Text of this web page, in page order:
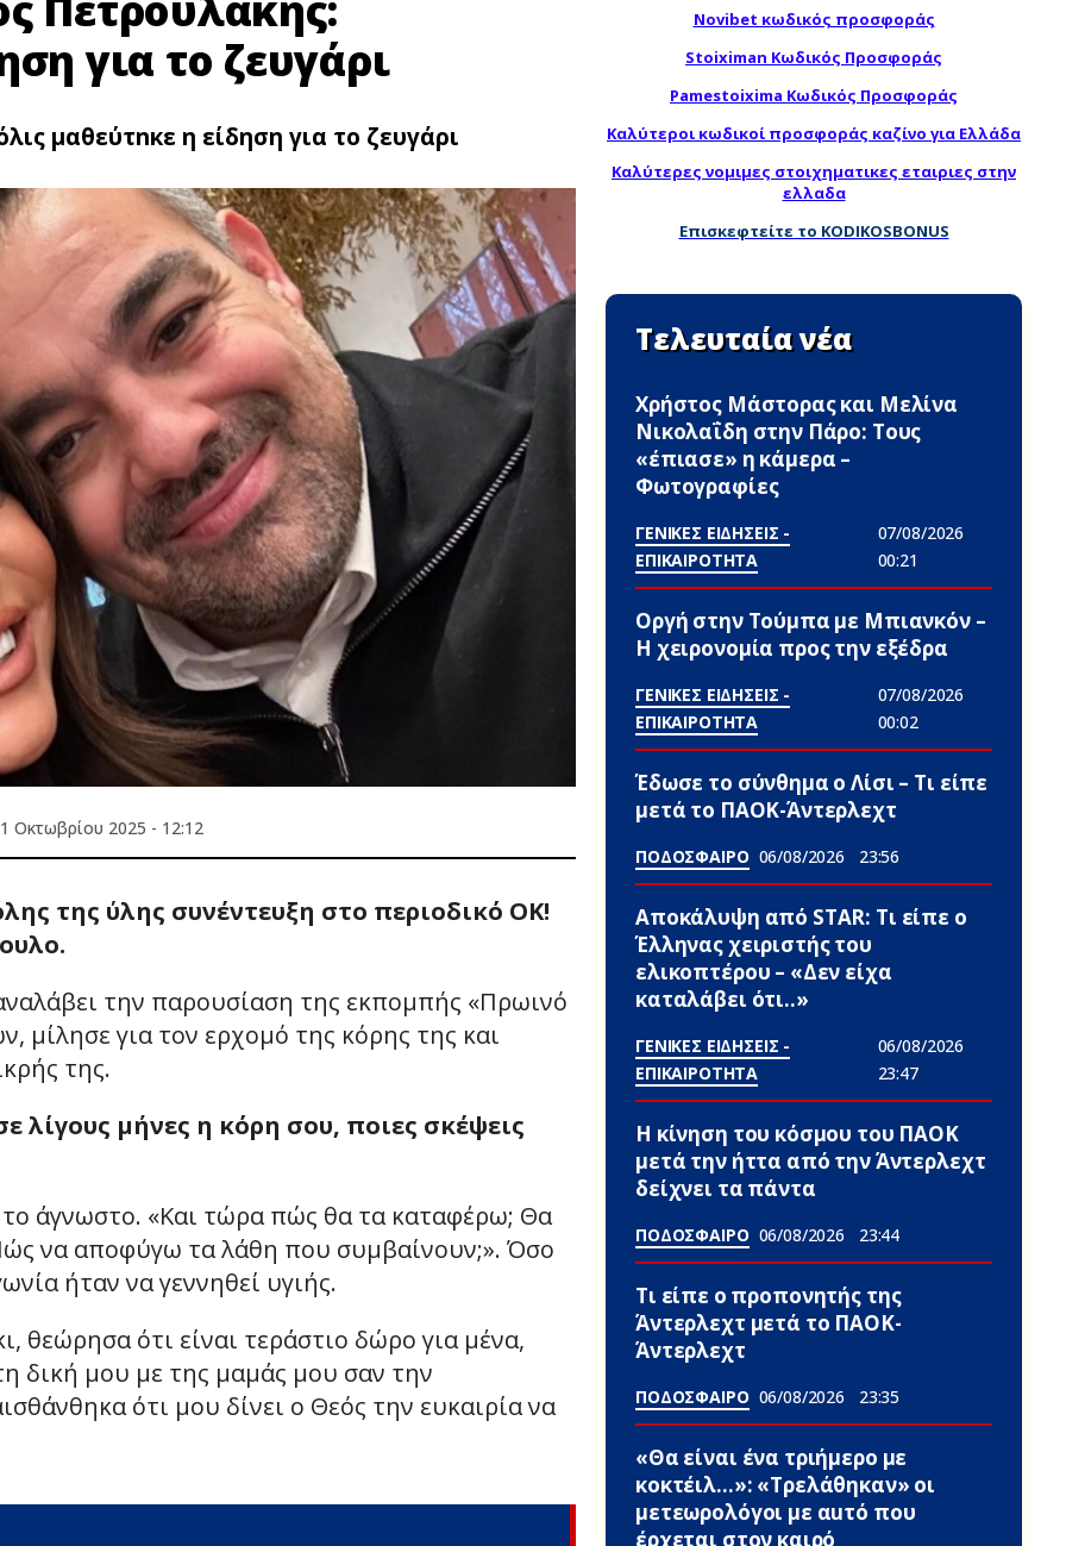
για το ζευγάρι
μαθεύτnκε η είδηση για το ζευγάρι
Οκτωβρίου 2025 - 12:12
της ύλης συνέντευξη στο περιοδικό ΟΚ!
την παρουσίαση της εκπομπής «Πρωινό
μίλησε για τον ερχομό της κόρης της και
της.
λίγους μήνες η κόρη σου, ποιες σκέψεις
άγνωστο. «Και τώρα πώς θα τα καταφέρω; Θα
να αποφύγω τα λάθη που συμβαίνουν;». Όσο
ήταν να γεννηθεί υγιής.
θεώρησα ότι είναι τεράστιο δώρο για μένα,
δική μου με της μαμάς μου σαν την
ότι μου δίνει ο Θεός την ευκαιρία να
Novibet κωδικός προσφοράς
Stoiximan Κωδικός Προσφοράς
Pamestoixima Κωδικός Προσφοράς
Καλύτεροι κωδικοί προσφοράς καζίνο για Ελλάδα
Καλύτερες νομιμες στοιχηματικες εταιριες στην
ελλαδα
Επισκεφτείτε το KODIKOSBONUS
Τελευταία νέα
Χρήστος Μάστορας και Μελίνα
Νικολαΐδη στην Πάρο: Τους
«έπιασε» η κάμερα –
Φωτογραφίες
ΓΕΝΙΚΕΣ ΕΙΔΗΣΕΙΣ -
ΕΠΙΚΑΙΡΟΤΗΤΑ
07/08/2026
00:21
Οργή στην Τούμπα με Μπιανκόν –
Η χειρονομία προς την εξέδρα
ΓΕΝΙΚΕΣ ΕΙΔΗΣΕΙΣ -
ΕΠΙΚΑΙΡΟΤΗΤΑ
07/08/2026
00:02
Έδωσε το σύνθημα ο Λίσι – Τι είπε
μετά το ΠΑΟΚ-Άντερλεχτ
ΠΟΔΟΣΦΑΙΡΟ 06/08/2026 23:56
Αποκάλυψη από STAR: Τι είπε ο
Έλληνας χειριστής του
ελικοπτέρου – «Δεν είχα
καταλάβει ότι..»
ΓΕΝΙΚΕΣ ΕΙΔΗΣΕΙΣ -
ΕΠΙΚΑΙΡΟΤΗΤΑ
06/08/2026
23:47
Η κίνηση του κόσμου του ΠΑΟΚ
μετά την ήττα από την Άντερλεχτ
δείχνει τα πάντα
ΠΟΔΟΣΦΑΙΡΟ 06/08/2026 23:44
Τι είπε ο προπονητής της
Άντερλεχτ μετά το ΠΑΟΚ-
Άντερλεχτ
ΠΟΔΟΣΦΑΙΡΟ 06/08/2026 23:35
«Θα είναι ένα τριήμερο με
κοκτέιλ…»: «Τρελάθηκαν» οι
μετεωρολόγοι με αuτό που
έρχεται στον καιρό